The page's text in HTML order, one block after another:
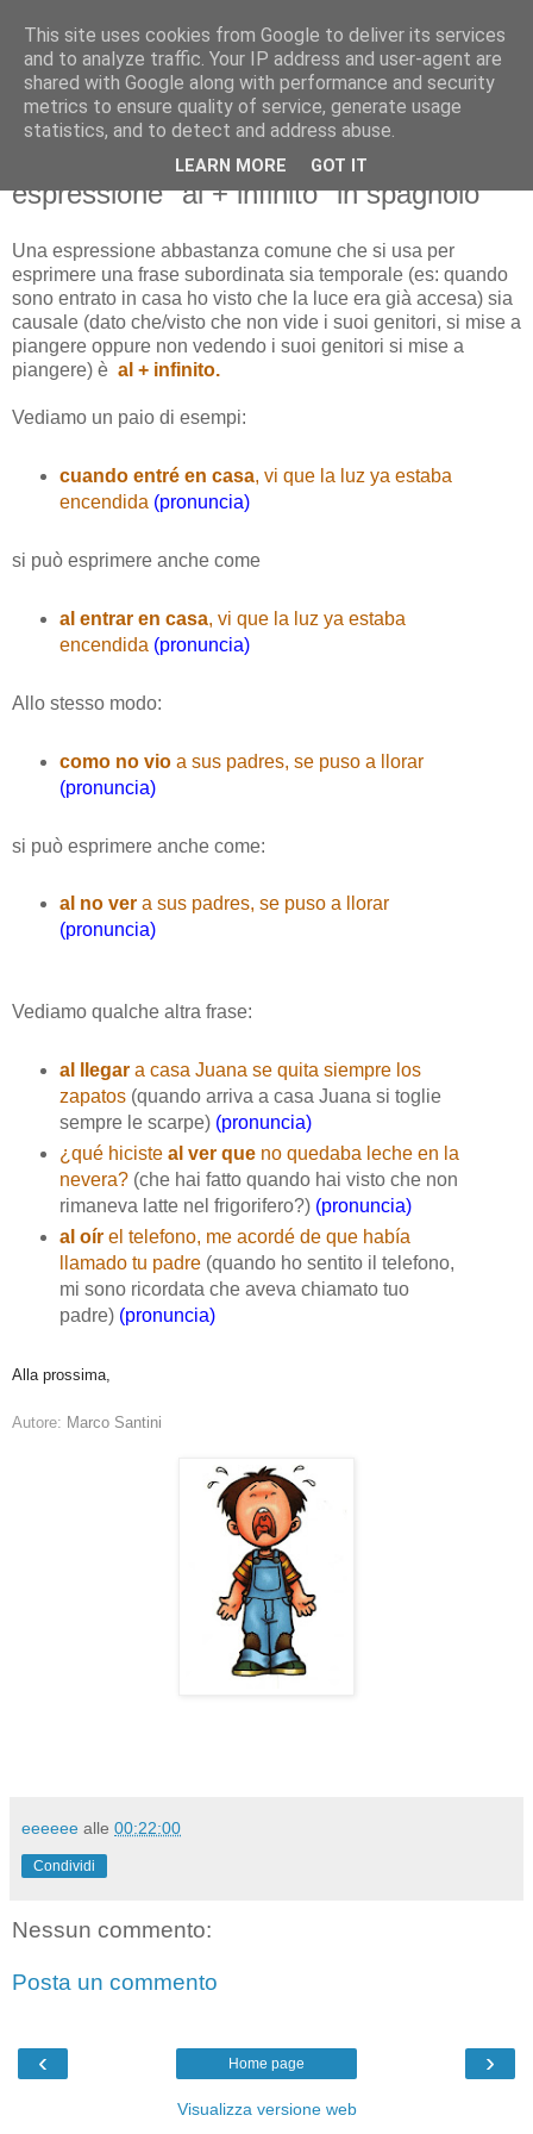
venerdì 5 ottobre 2012
espressione "al + infinito" in spagnolo
Una espressione abbastanza comune che si usa per
esprimere una frase subordinata sia temporale (es: quando
sono entrato in casa ho visto che la luce era già accesa) sia
causale (dato che/visto che non vide i suoi genitori, si mise a
piangere oppure non vedendo i suoi genitori si mise a
piangere) è al + infinito.
Vediamo un paio di esempi:
cuando entré en casa, vi que la luz ya estaba
encendida (pronuncia)
si può esprimere anche come
al entrar en casa, vi que la luz ya estaba
encendida (pronuncia)
Allo stesso modo:
como no vioa sus padres, se puso a llorar
(pronuncia)
si può esprimere anche come:
al no vera sus padres, se puso a llorar
(pronuncia)
Vediamo qualche altra frase:
al llegara casa Juana se quita siempre los
zapatos(quando arriva a casa Juana si toglie
sempre le scarpe) (pronuncia)
¿qué hicisteal ver queno quedaba leche en la
nevera?(che hai fatto quando hai visto che non
rimaneva latte nel frigorifero?) (pronuncia)
al oírel telefono, me acordé de que había
llamado tu padre(quando ho sentito il telefono,
mi sono ricordata che aveva chiamato tuo
padre) (pronuncia)
Alla prossima,
Autore: Marco Santini
eeeeee alle 00:22:00
Condividi
Nessun commento:
Posta un commento
‹ ›
Home page
Visualizza versione web
This site uses cookies from Google to deliver its services
and to analyze traffic. Your IP address and user-agent are
shared with Google along with performance and security
metrics to ensure quality of service, generate usage
statistics, and to detect and address abuse.
LEARN MORE GOT IT